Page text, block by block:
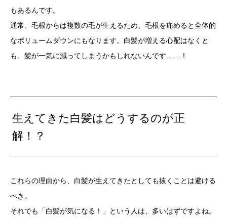
もあるんです。
通常、毛根からは複数の毛が生えるため、毛根を痛めると全体的
なボリュームダウンにもなります。白髪が増える心配はなくと
も、髪が一気に減ってしまうかもしれないんです……！
生えてきた白髪はどうするのが正
解！？
これらの理由から、白髪が生えてきたとしても抜くことは避ける
べき。
それでも「白髪が気になる！」という人は、多いはずですよね。